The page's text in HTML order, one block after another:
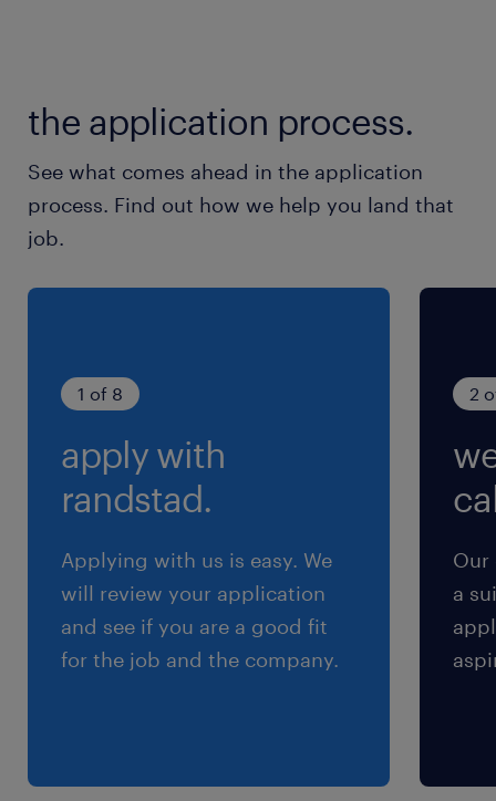
ambiente industrial (preferencialmente nos
cosmético).
Conhecimentos em NRs: Domínio das normas
NR-06, NR-12, NR-33 e NR-35 .
liderança para treinamentos e rigor técnico
operacional.
Principais Responsabilidades
Integração e Treinamento: Realizar a
integração de novos colaboradores e
terceiros, garantindo o alinhamento com as
normas internas da JDE.
prestadores de serviço.
the application process.
See what comes ahead in the application
process. Find out how we help you land that
job.
1 of 8
apply with
randstad.
Applying with us is easy. We
will review your application
and see if you are a good fit
for the job and the company.
2
Our
a